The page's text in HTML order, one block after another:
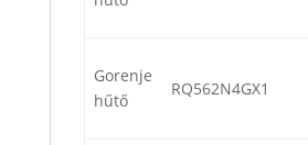
Gorenje
hűtő
RQ562N4GX1